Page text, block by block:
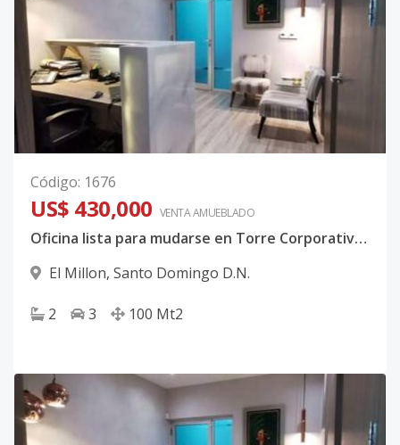
Código: 1676
US$ 430,000 VENTA AMUEBLADO
Oficina lista para mudarse en Torre Corporativa en 27 de febrero
El Millon, Santo Domingo D.N.
2 3 100 Mt2